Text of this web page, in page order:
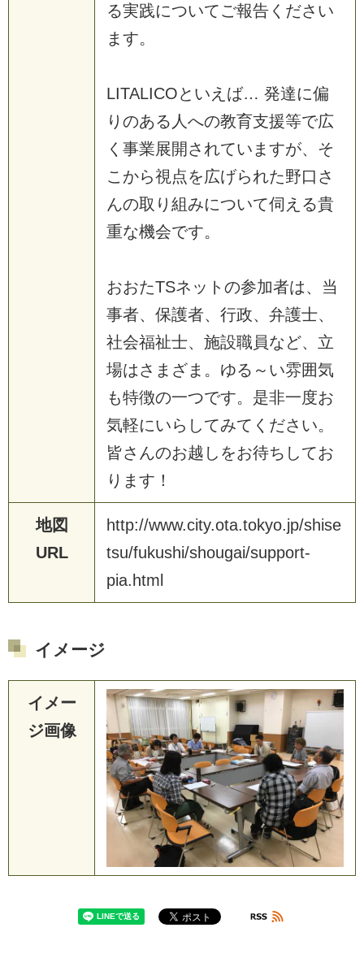
る実践についてご報告ください
ます。
LITALICOといえば… 発達に偏
りのある人への教育支援等で広
く事業展開されていますが、そ
こから視点を広げられた野口さ
んの取り組みについて伺える貴
重な機会です。
おおたTSネットの参加者は、当
事者、保護者、行政、弁護士、
社会福祉士、施設職員など、立
場はさまざま。ゆる～い雰囲気
も特徴の一つです。是非一度お
気軽にいらしてみてください。
皆さんのお越しをお待ちしてお
ります！
地図
URL
http://www.city.ota.tokyo.jp/shise
tsu/fukushi/shougai/support-
pia. htm
イメージ
イメー
ジ画像